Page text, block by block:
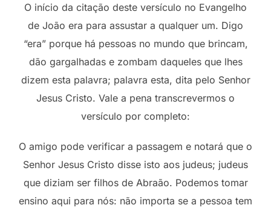
O início da citação deste versículo no Evangelho
de João era para assustar a qualquer um. Digo
“era” porque há pessoas no mundo que brincam,
dão gargalhadas e zombam daqueles que lhes
dizem esta palavra; palavra esta, dita pelo Senhor
Jesus Cristo. Vale a pena transcrevermos o
versículo por completo:
O amigo pode verificar a passagem e notará que o
Senhor Jesus Cristo disse isto aos judeus; judeus
que diziam ser filhos de Abraão. Podemos tomar
ensino aqui para nós: não importa se a pessoa tem